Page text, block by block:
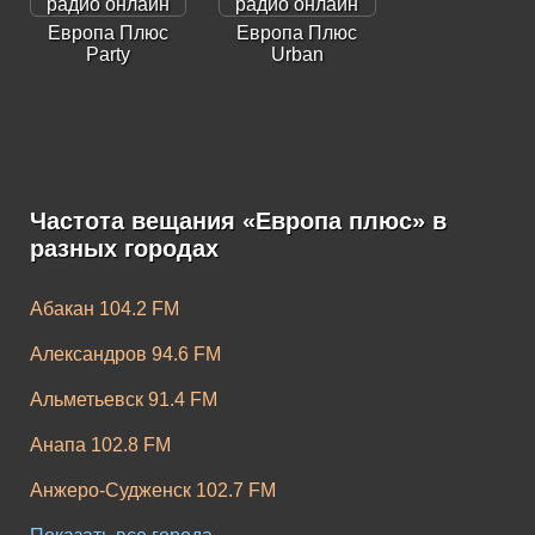
Европа Плюс
Party
Европа Плюс
Urban
Европа Плюс K-
Pop
Частота вещания «Европа плюс» в
разных городах
Абакан 104.2 FM
Александров 94.6 FM
Альметьевск 91.4 FM
Анапа 102.8 FM
Анжеро-Судженск 102.7 FM